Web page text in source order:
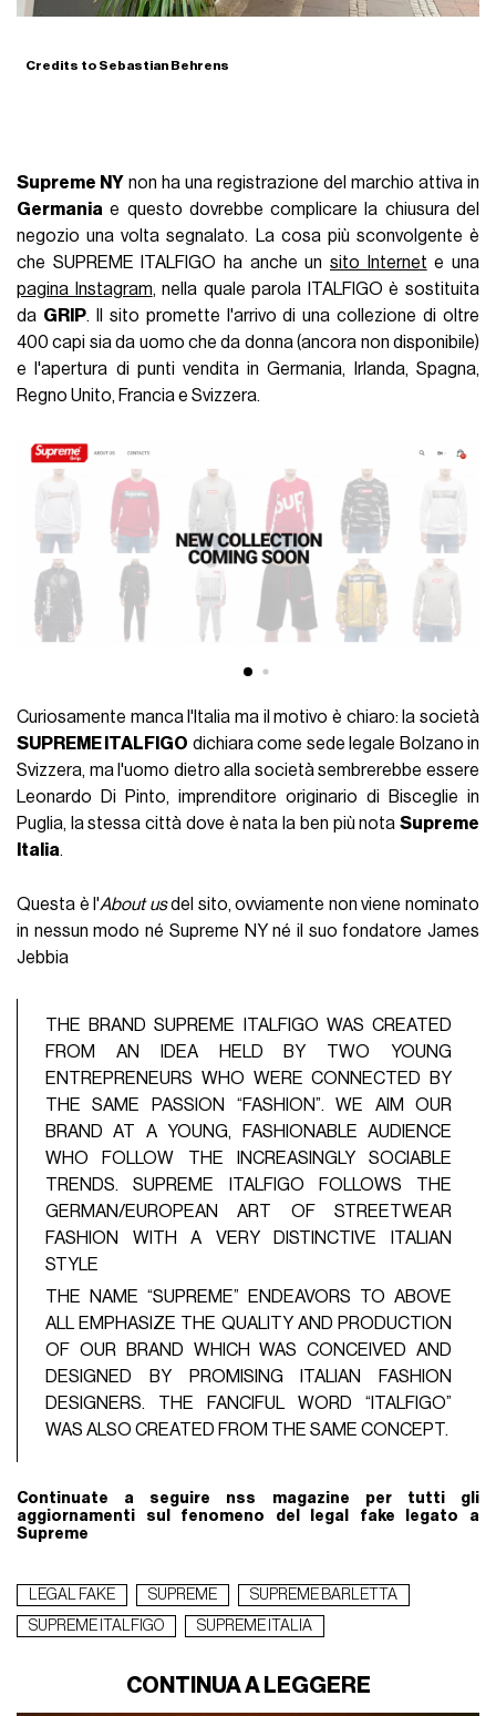
Credits to Sebastian Behrens
Supreme NY non ha una registrazione del marchio attiva in
Germania e questo dovrebbe complicare la chiusura del
negozio una volta segnalato. La cosa più sconvolgente è
che SUPREME ITALFIGO ha anche un sito Internet e una
pagina Instagram, nella quale parola ITALFIGO è sostituita
da GRIP. Il sito promette l'arrivo di una collezione di oltre
400 capi sia da uomo che da donna (ancora non disponibile)
e l'apertura di punti vendita in Germania, Irlanda, Spagna,
Regno Unito, Francia e Svizzera.
Curiosamente manca l'Italia ma il motivo è chiaro: la società
SUPREME ITALFIGO dichiara come sede legale Bolzano in
Svizzera, ma l'uomo dietro alla società sembrerebbe essere
Leonardo Di Pinto, imprenditore originario di Bisceglie in
Puglia, la stessa città dove è nata la ben più nota Supreme
Italia.
Questa è l'About usdel sito, ovviamente non viene nominato
in nessun modo né Supreme NY né il suo fondatore James
Jebbia
THE BRAND SUPREME ITALFIGO WAS CREATED
FROM AN IDEA HELD BY TWO YOUNG
ENTREPRENEURS WHO WERE CONNECTED BY
THE SAME PASSION “FASHION”. WE AIM OUR
BRAND AT A YOUNG, FASHIONABLE AUDIENCE
WHO FOLLOW THE INCREASINGLY SOCIABLE
TRENDS. SUPREME ITALFIGO FOLLOWS THE
GERMAN/EUROPEAN ART OF STREETWEAR
FASHION WITH A VERY DISTINCTIVE ITALIAN
STYLE
THE NAME “SUPREME” ENDEAVORS TO ABOVE
ALL EMPHASIZE THE QUALITY AND PRODUCTION
OF OUR BRAND WHICH WAS CONCEIVED AND
DESIGNED BY PROMISING ITALIAN FASHION
DESIGNERS. THE FANCIFUL WORD “ITALFIGO”
WAS ALSO CREATED FROM THE SAME CONCEPT.
Continuate a seguire nss magazine per tutti gli
aggiornamenti sul fenomeno del legal fake legato a
Supreme
LEGAL FAKE SUPREME
SUPREME BARLETTA
SUPREME ITALFIGO
SUPREME ITALIA
CONTINUA A LEGGERE